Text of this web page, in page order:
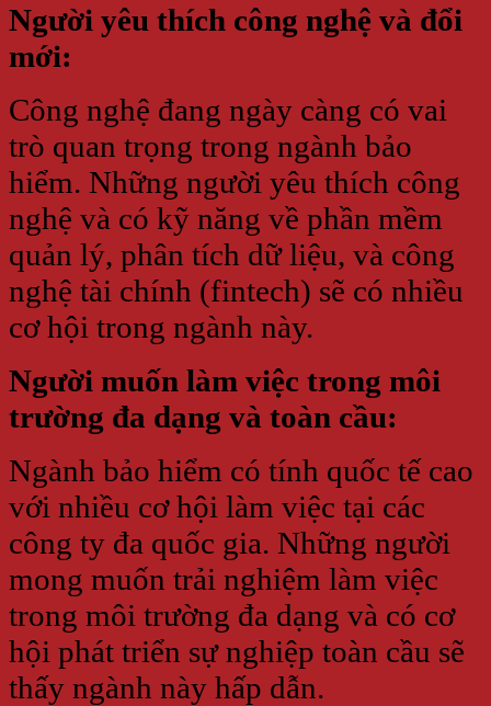
Người yêu thích công nghệ và đổi
mới:
Công nghệ đang ngày càng có vai
trò quan trọng trong ngành bảo
hiểm. Những người yêu thích công
nghệ và có kỹ năng về phần mềm
quản lý, phân tích dữ liệu, và công
nghệ tài chính (fintech) sẽ có nhiều
cơ hội trong ngành này.
Người muốn làm việc trong môi
trường đa dạng và toàn cầu:
Ngành bảo hiểm có tính quốc tế cao
với nhiều cơ hội làm việc tại các
công ty đa quốc gia. Những người
mong muốn trải nghiệm làm việc
trong môi trường đa dạng và có cơ
hội phát triển sự nghiệp toàn cầu sẽ
thấy ngành này hấp dẫn.